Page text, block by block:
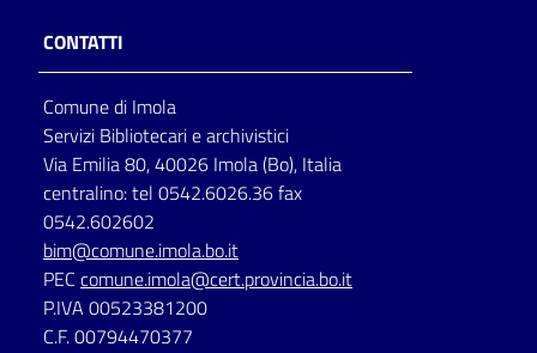
CONTATTI
Comune di Imola
Servizi Bibliotecari e archivistici
Via Emilia 80, 40026 Imola (Bo), Italia
centralino: tel 0542.6026.36 fax
0542.602602
bim@comune.imola.bo.it
PEC comune.imola@cert.provincia.bo.it
P.IVA 00523381200
C.F. 00794470377